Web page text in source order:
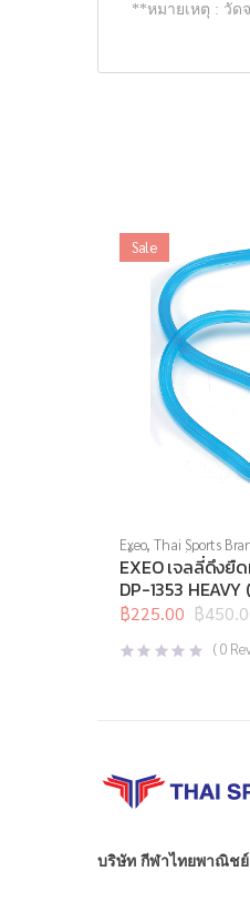
**หมายเหตุ : วัด
Sale
Exeo,Thai Sports
เนื้อ,สินค้าล็อตสุดท้าย,
เนื้อ,อุปกรณ์บริหารกาย
อุปกรณ์เพื่อสุขภาพ
EXEO เจลลี่ดึงยืด
DP-1353 HEAVY
฿
Original
price
was:
฿225.00
Current
price
is:
(0
บริษัท กีฬาไทยพาณิชย์